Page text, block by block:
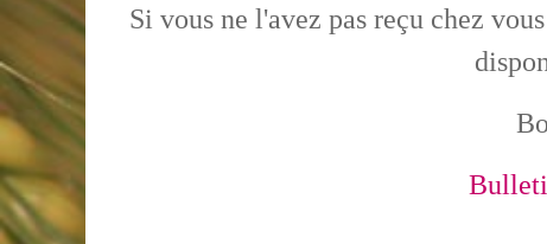
Si vous ne l'avez pas reçu chez